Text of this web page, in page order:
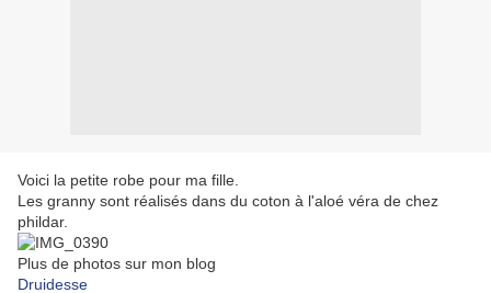
Voici la petite robe pour ma fille.
Les granny sont réalisés dans du coton à l'aloé véra de chez
phildar.
Plus de photos sur mon blog
Druidesse